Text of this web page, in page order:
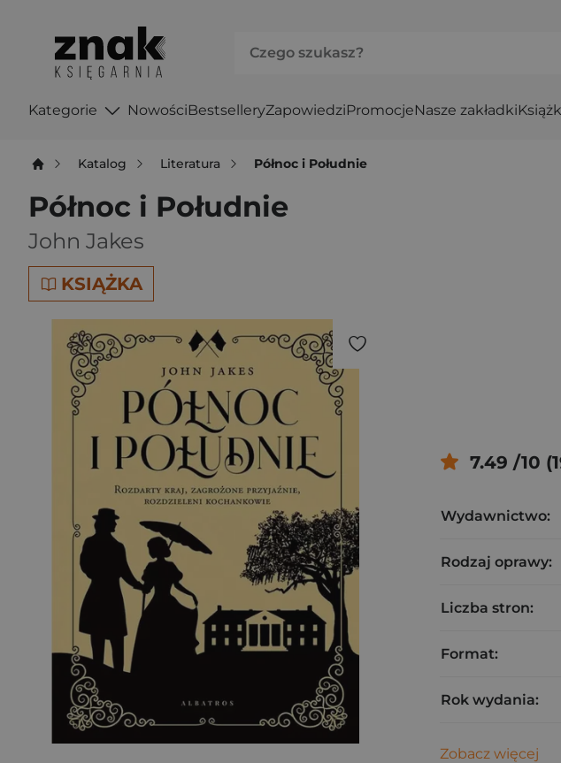
Kategorie NowościBestselleryZapowiedziPromocjeNasze zakładki
Katalog Literatura Północ i Południe
Północ i Południe
John Jakes
KSIĄŻKA
7.49 /10
Wydawnictwo:
Rodzaj oprawy:
Liczba stron:
Format:
Rok wydania:
Zobacz więcej